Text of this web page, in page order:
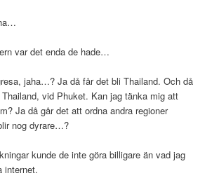
var det enda de hade…
jaha…? Ja då får det bli Thailand. Och då
Thailand, vid Phuket. Kan jag tänka mig att
Ja då går det att ordna andra regioner
nog dyrare…?
kunde de inte göra billigare än vad jag
internet.